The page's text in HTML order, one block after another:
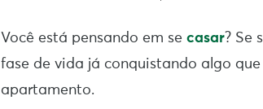
Você está pensando em se casar? Se
fase de vida já conquistando algo
apartamento.